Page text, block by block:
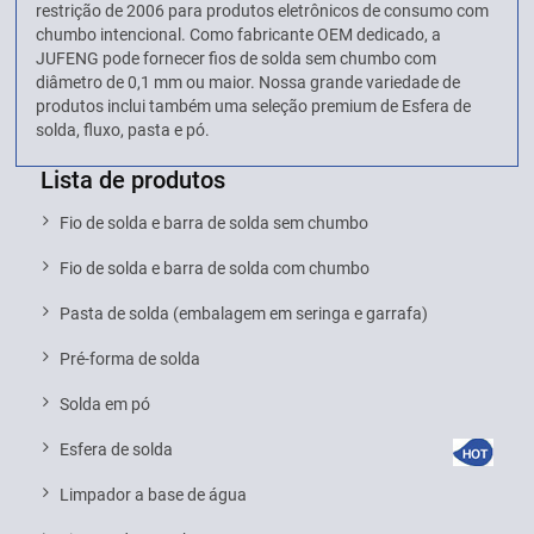
restrição de 2006 para produtos eletrônicos de consumo com
chumbo intencional. Como fabricante OEM dedicado, a
JUFENG pode fornecer fios de solda sem chumbo com
diâmetro de 0,1 mm ou maior. Nossa grande variedade de
produtos inclui também uma seleção premium de Esfera de
solda, fluxo, pasta e pó.
Lista de produtos
Fio de solda e barra de solda sem chumbo
Fio de solda e barra de solda com chumbo
Pasta de solda (embalagem em seringa e garrafa)
Pré-forma de solda
Solda em pó
Esfera de solda
Limpador a base de água